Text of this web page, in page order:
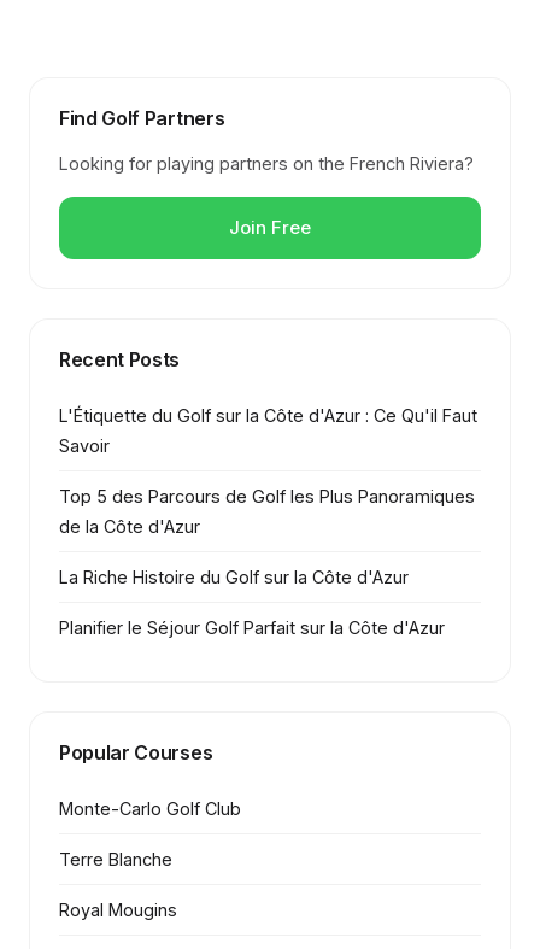
Find Golf Partners
Looking for playing partners on the French Riviera?
Join Free
Recent Posts
L'Étiquette du Golf sur la Côte d'Azur : Ce Qu'il Faut
Savoir
Top 5 des Parcours de Golf les Plus Panoramiques
de la Côte d'Azur
La Riche Histoire du Golf sur la Côte d'Azur
Planifier le Séjour Golf Parfait sur la Côte d'Azur
Popular Courses
Monte-Carlo Golf Club
Terre Blanche
Royal Mougins